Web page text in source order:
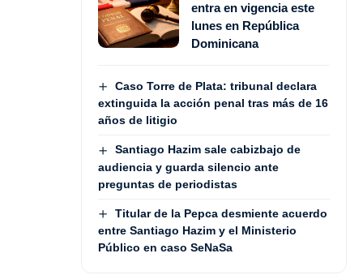
entra en vigencia este
lunes en República
Dominicana
Caso Torre de Plata: tribunal declara
extinguida la acción penal tras más de 16
años de litigio
Santiago Hazim sale cabizbajo de
audiencia y guarda silencio ante
preguntas de periodistas
Titular de la Pepca desmiente acuerdo
entre Santiago Hazim y el Ministerio
Público en caso SeNaSa